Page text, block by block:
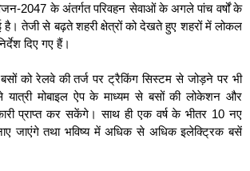
2047 के अंतर्गत परिवहन सेवाओं के अगले पांच वर्षों के
है। तेजी से बढ़ते शहरी क्षेत्रों को देखते हुए शहरों में लोकल
दिए गए हैं।
को रेलवे की तर्ज पर ट्रैकिंग सिस्टम से जोड़ने पर भी
यात्री मोबाइल ऐप के माध्यम से बसों की लोकेशन और
प्राप्त कर सकेंगे। साथ ही एक वर्ष के भीतर 10 नए
जाएंगे तथा भविष्य में अधिक से अधिक इलेक्ट्रिक बसें